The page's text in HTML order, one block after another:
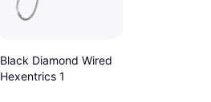
Black Diamond Wired
Hexentrics 1